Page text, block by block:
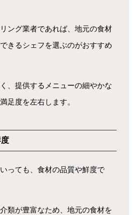
ング業者であれば、地元の食材
きるシェフを選ぶのがおすすめ
、提供するメニューの細やかな
足度を左右します。
っても、食材の品質や鮮度で
類が豊富なため、地元の食材を